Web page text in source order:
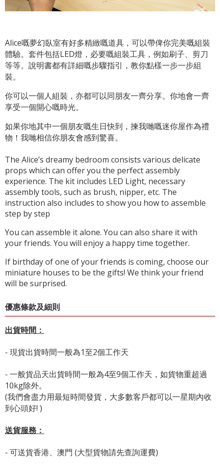
Alice嘅夢幻臥室有好多精緻嘅道具，可以帶俾你完美嘅組裝
體驗。套件包括LED燈，必要嘅組裝工具，例如刷子、剪刀
等等。說明書都有詳細嘅步驟指引，教你點樣一步一步組
裝。
你可以一個人組裝，亦都可以同朋友一齊分享。你地會一齊
享受一個開心嘅時光。
如果你地其中一個朋友嘅生日快到，揀我哋嘅迷你屋作為禮
物！我哋相信你朋友會感到驚喜。
The Alice’s dreamy bedroom consists various delicate
props which can offer you the perfect assembly
experience. The kit includes LED Light, necessary
assembly tools, such as brush, nipper, etc. The
instruction also includes to show you how to assemble
step by step
You can assemble it alone. You can also share it with
your friends. You will enjoy a happy time together.
If birthday of one of your friends is coming, choose our
miniature houses to be the gifts! We think your friend
will be surprised.
優惠條款及細則
出貨時間：
- 現貨出貨時間一般為1至2個工作天
- 一般貨品天出貨時間一般為4至9個工作天，如貨物重超過
10kg除外。
(我們會盡力用最短時間發貨，大多數客戶都可以一星期內收
到心頭好! )
送貨服務：
- 可送貨香港、澳門 (大型貨物請先查詢運費)